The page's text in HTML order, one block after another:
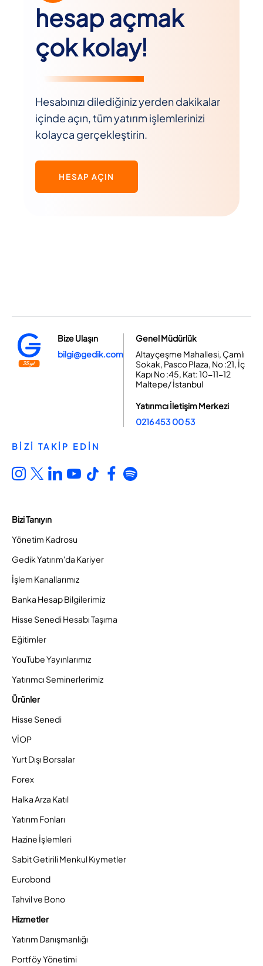
hesap açmak
çok kolay!
Hesabınızı dilediğiniz yerden dakikalar
içinde açın, tüm yatırım işlemlerinizi
kolayca gerçekleştirin.
HESAP AÇIN
Bize Ulaşın
bilgi@gedik.com
Genel Müdürlük
Altayçeşme Mahallesi, Çamlı
Sokak, Pasco Plaza, No :21, İç
Kapı No :45, Kat: 10-11-12
Maltepe/ İstanbul
Yatırımcı İletişim Merkezi
0216 453 00 53
BİZİ TAKİP EDİN
Bizi Tanıyın
Yönetim Kadrosu
Gedik Yatırım'da Kariyer
İşlem Kanallarımız
Banka Hesap Bilgilerimiz
Hisse Senedi Hesabı Taşıma
Eğitimler
YouTube Yayınlarımız
Yatırımcı Seminerlerimiz
Ürünler
Hisse Senedi
VİOP
Yurt Dışı Borsalar
Forex
Halka Arza Katıl
Yatırım Fonları
Hazine İşlemleri
Sabit Getirili Menkul Kıymetler
Eurobond
Tahvil ve Bono
Hizmetler
Yatırım Danışmanlığı
Portföy Yönetimi